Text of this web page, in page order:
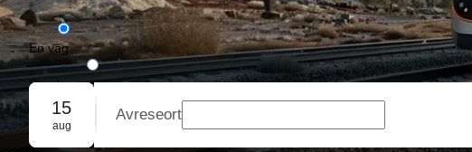
En väg
Rundresa
Gruppbokning
15
aug
Avreseort